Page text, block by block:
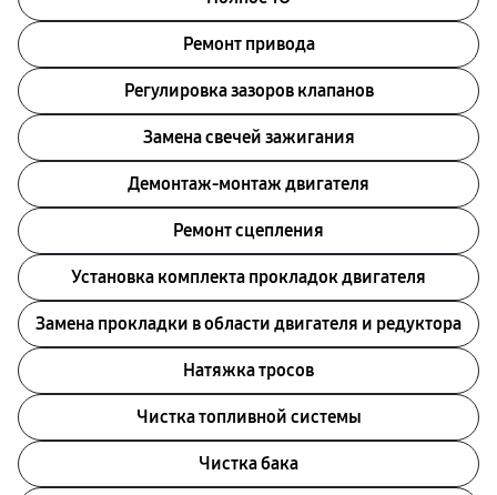
Ремонт привода
Регулировка зазоров клапанов
Замена свечей зажигания
Демонтаж-монтаж двигателя
Ремонт сцепления
Установка комплекта прокладок двигателя
Замена прокладки в области двигателя и редуктора
Натяжка тросов
Чистка топливной системы
Чистка бака